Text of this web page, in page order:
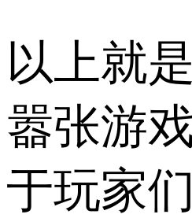
以上就
嚣张游
于玩家